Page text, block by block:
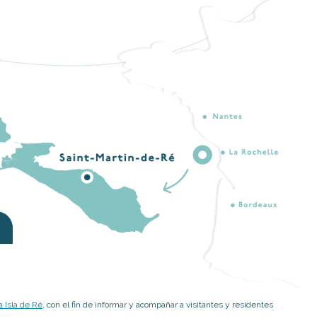
Isla de Ré, con el fin de informar y acompañar a visitantes y residentes